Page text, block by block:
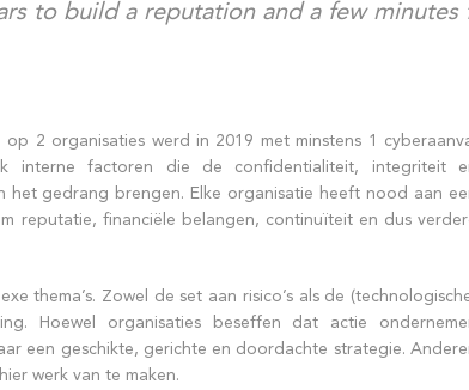
to build a reputation and a few
2 organisaties werd in 2019 met minstens 1
interne factoren die de confidentialiteit, integriteit
het gedrang brengen. Elke organisatie heeft nood aan
reputatie, financiële belangen, continuïteit en dus
thema’s. Zowel de set aan risico’s als de
Hoewel organisaties beseffen dat actie
een geschikte, gerichte en doordachte strategie.
werk van te maken.